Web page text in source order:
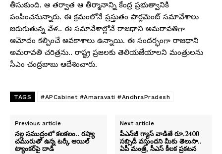
తీసుకుంది. ఆ తర్వాత ఆ తీర్మానాన్ని కేంద్ర ప్రభుత్వానికి
పంపించనున్నారు. ఈ క్రమంలోనే ప్రస్తుతం పార్లమెంట్ సమావేశాలు
జరుగుతున్న వేళ.. ఈ సమావేశాల్లోనే రాజధాని అమరావతిగా
ఆమోదం కల్పించే అవకాశాలు ఉన్నాయి. ఈ సందర్భంగా రాజధాని
అమరావతి చరిత్రను.. రాష్ట్ర ప్రజలకు తెలియజేయాలని మంత్రులను
సీఎం చంద్రబాబు ఆదేశించారు.
TAGS #APCabinet #Amaravati #AndhraPradesh
Previous article
నల్ల సముద్రంలో కలకలం.. రష్యా
చమురుతో ఉన్న టర్కీ ఆయిల్
ట్యాంకర్‌పై దాడి
Next article
పీఎన్‌జీ గ్యాస్ వాడితే రూ.2400
సబ్సిడీ వస్తుందని మీకు తెలుసా..
ఏపీ మంత్రి, సీఎస్ కీలక ప్రకటన